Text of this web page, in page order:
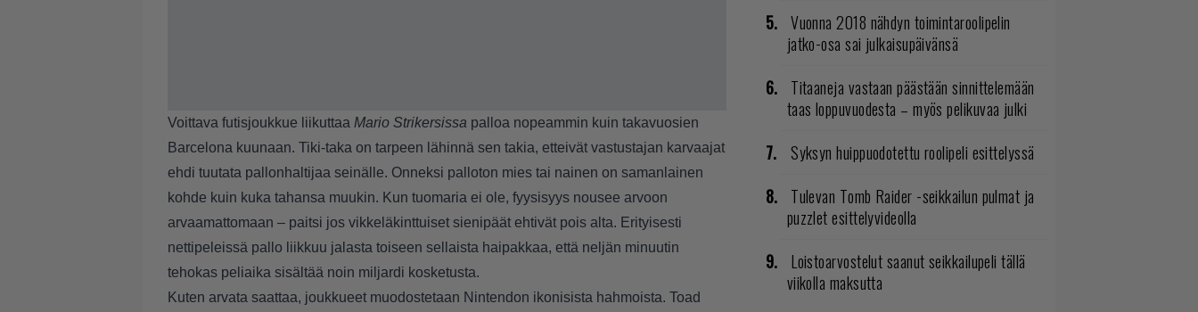
Voittava futisjoukkue liikuttaa Mario Strikersissa palloa nopeammin kuin takavuosien
Barcelona kuunaan. Tiki-taka on tarpeen lähinnä sen takia, etteivät vastustajan karvaajat
ehdi tuutata pallonhaltijaa seinälle. Onneksi palloton mies tai nainen on samanlainen
kohde kuin kuka tahansa muukin. Kun tuomaria ei ole, fyysisyys nousee arvoon
arvaamattomaan – paitsi jos vikkeläkinttuiset sienipäät ehtivät pois alta. Erityisesti
nettipeleissä pallo liikkuu jalasta toiseen sellaista haipakkaa, että neljän minuutin
tehokas peliaika sisältää noin miljardi kosketusta.
Kuten arvata saattaa, joukkueet muodostetaan Nintendon ikonisista hahmoista. Toad
Vuonna 2018 nähdyn toimintaroolipelin
jatko-osa sai julkaisupäivänsä
Titaaneja vastaan päästään sinnittelemään
taas loppuvuodesta – myös pelikuvaa julki
Syksyn huippuodotettu roolipeli esittelyssä
Tulevan Tomb Raider -seikkailun pulmat ja
puzzlet esittelyvideolla
Loistoarvostelut saanut seikkailupeli tällä
viikolla maksutta